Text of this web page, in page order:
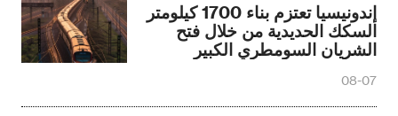
إندونيسيا تعتزم بناء 1700 كيلومتر
السكك الحديدية من خلال فتح
الشريان السومطري الكبير
08-07